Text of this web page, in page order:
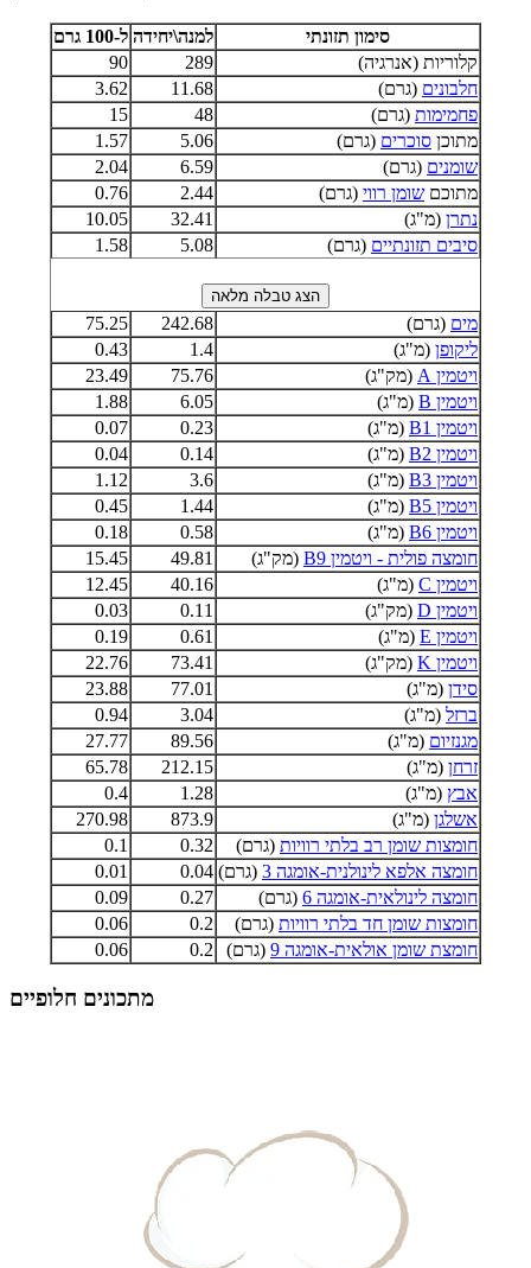
סימון תזונתי למנה\יחידה ל-100 גרם
קלוריות (אנרגיה)
289
90
חלבונים (גרם) 11.68
3.62
פחמימות (גרם) 48
15
מתוכן סוכרים (גרם) 5.06
1.57
שומנים (גרם) 6.59
2.04
מתוכם שומן רווי (גרם) 2.44
0.76
נתרן (מ"ג) 32.41
10.05
סיבים תזונתיים (גרם) 5.08
1.58
מים (גרם) 242.68
75.25
ליקופן (מ"ג) 1.4
0.43
ויטמין A
(מק"ג) 75.76
23.49
ויטמין B
(מ"ג) 6.05
1.88
ויטמין B1
(מ"ג) 0.23
0.07
ויטמין B2
(מ"ג) 0.14
0.04
ויטמין B3
(מ"ג) 3.6
1.12
ויטמין B5
(מ"ג) 1.44
0.45
ויטמין B6
(מ"ג) 0.58
0.18
חומצה פולית - ויטמין B9
(מק"ג) 49.81
15.45
ויטמין C
(מ"ג) 40.16
12.45
ויטמין D
(מק"ג) 0.11
0.03
ויטמין E
(מ"ג) 0.61
0.19
ויטמין K
(מק"ג) 73.41
22.76
סידן (מ"ג) 77.01
23.88
ברזל (מ"ג) 3.04
0.94
מגנזיום (מ"ג) 89.56
27.77
זרחן (מ"ג) 212.15
65.78
אבץ (מ"ג) 1.28
0.4
אשלגן (מ"ג) 873.9
270.98
חומצות שומן רב בלתי רוויות (גרם) 0.32
0.1
חומצה אלפא לינולנית-אומגה 3
(גרם) 0.04
0.01
חומצה לינולאית-אומגה 6
(גרם) 0.27
0.09
חומצות שומן חד בלתי רוויות (גרם) 0.2
0.06
חומצת שומן אולאית-אומגה 9
(גרם) 0.2
0.06
מתכונים חלופיים